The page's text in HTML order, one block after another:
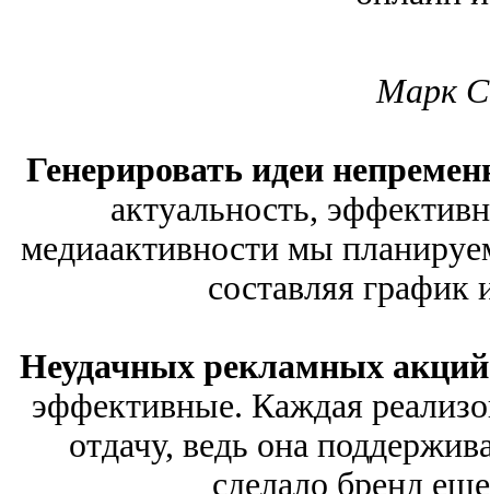
Марк
Генерировать идеи
актуальность,
медиаактивности мы
составляя график
Неудачных рекламных
эффективные. Каждая
отдачу, ведь она
сделало бренд